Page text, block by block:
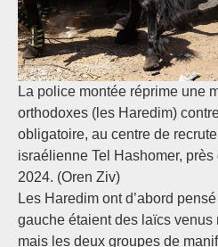
La police montée réprime une
orthodoxes (les Haredim)
obligatoire, au centre de
israélienne Tel Hashomer, près
2024. (Oren Ziv)
Les Haredim ont d’abord
gauche étaient des laïcs venus
mais les deux groupes de